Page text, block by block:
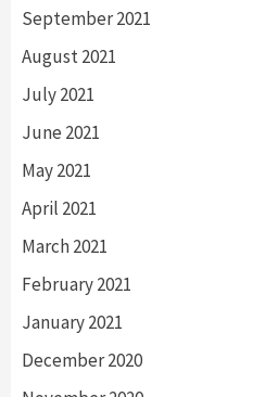
September 2021
August 2021
July 2021
June 2021
May 2021
April 2021
March 2021
February 2021
January 2021
December 2020